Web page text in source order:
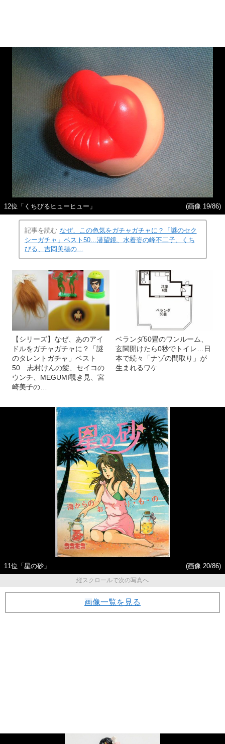
12位「くちびるヒューヒュー」 (画像 19/86)
記事を読む なぜ、この色気をガチャガチャに？「謎のセク
シーガチャ」ベスト50…潜望鏡、水着姿の峰不二子、くち
びる、吉岡美穂の…
【シリーズ】なぜ、あのアイ
ドルをガチャガチャに？「謎
のタレントガチャ」ベスト
50 志村けんの髪、セイコの
ウンチ、MEGUMI覗き見、宮
崎美子の…
ベランダ50畳のワンルーム、
玄関開けたら0秒でトイレ…日
本で続々「ナゾの間取り」が
生まれるワケ
11位「星の砂」
(画像 20/86)
縦スクロールで次の写真へ
画像一覧を見る